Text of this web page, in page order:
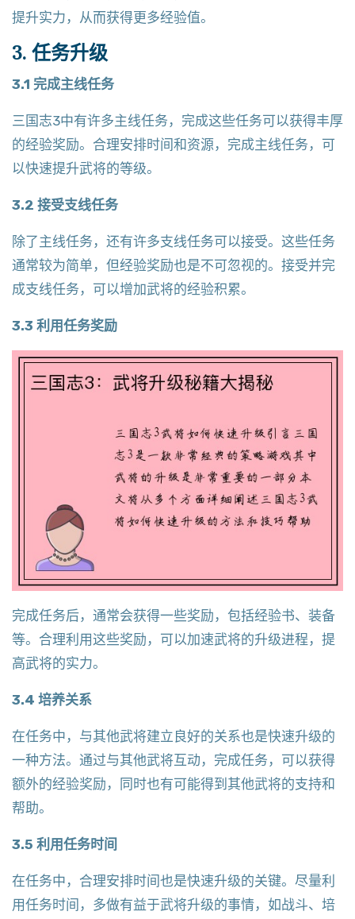
提升实力，从而获得更多经验值。
3. 任务升级
3.1 完成主线任务
三国志3中有许多主线任务，完成这些任务可以获得丰厚
的经验奖励。合理安排时间和资源，完成主线任务，可
以快速提升武将的等级。
3.2 接受支线任务
除了主线任务，还有许多支线任务可以接受。这些任务
通常较为简单，但经验奖励也是不可忽视的。接受并完
成支线任务，可以增加武将的经验积累。
3.3 利用任务奖励
完成任务后，通常会获得一些奖励，包括经验书、装备
等。合理利用这些奖励，可以加速武将的升级进程，提
高武将的实力。
3.4 培养关系
在任务中，与其他武将建立良好的关系也是快速升级的
一种方法。通过与其他武将互动，完成任务，可以获得
额外的经验奖励，同时也有可能得到其他武将的支持和
帮助。
3.5 利用任务时间
在任务中，合理安排时间也是快速升级的关键。尽量利
用任务时间，多做有益于武将升级的事情，如战斗、培